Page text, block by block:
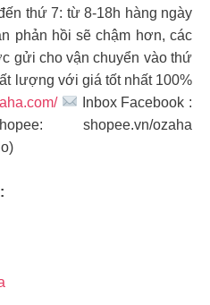
thứ 7: từ 8-18h hàng ngày
phản hồi sẽ chậm hơn, các
gửi cho vận chuyển vào thứ
lượng với giá tốt nhất 100%
Inbox Facebook :
shopee.vn/ozaha